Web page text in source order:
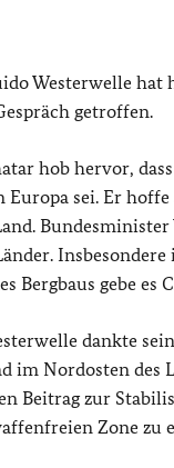
Westerwelle hat
getroffen.
hob hervor,
sei. Er
Bergbaus gebe
dankte
im Nordosten des
Beitrag zur
Zone zu